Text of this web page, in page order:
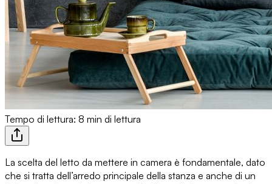
Tempo di lettura: 8 min di lettura
La scelta del letto da mettere in camera è fondamentale, dato
che si tratta dell’arredo principale della stanza e anche di un